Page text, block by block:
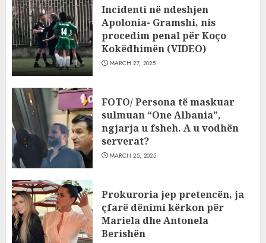
Incidenti në ndeshjen
Apolonia- Gramshi, nis
procedim penal për Koço
Kokëdhimën (VIDEO)
MARCH 27, 2025
FOTO/ Persona të maskuar
sulmuan “One Albania”,
ngjarja u fsheh. A u vodhën
serverat?
MARCH 25, 2025
Prokuroria jep pretencën, ja
çfarë dënimi kërkon për
Mariela dhe Antonela
Berishën